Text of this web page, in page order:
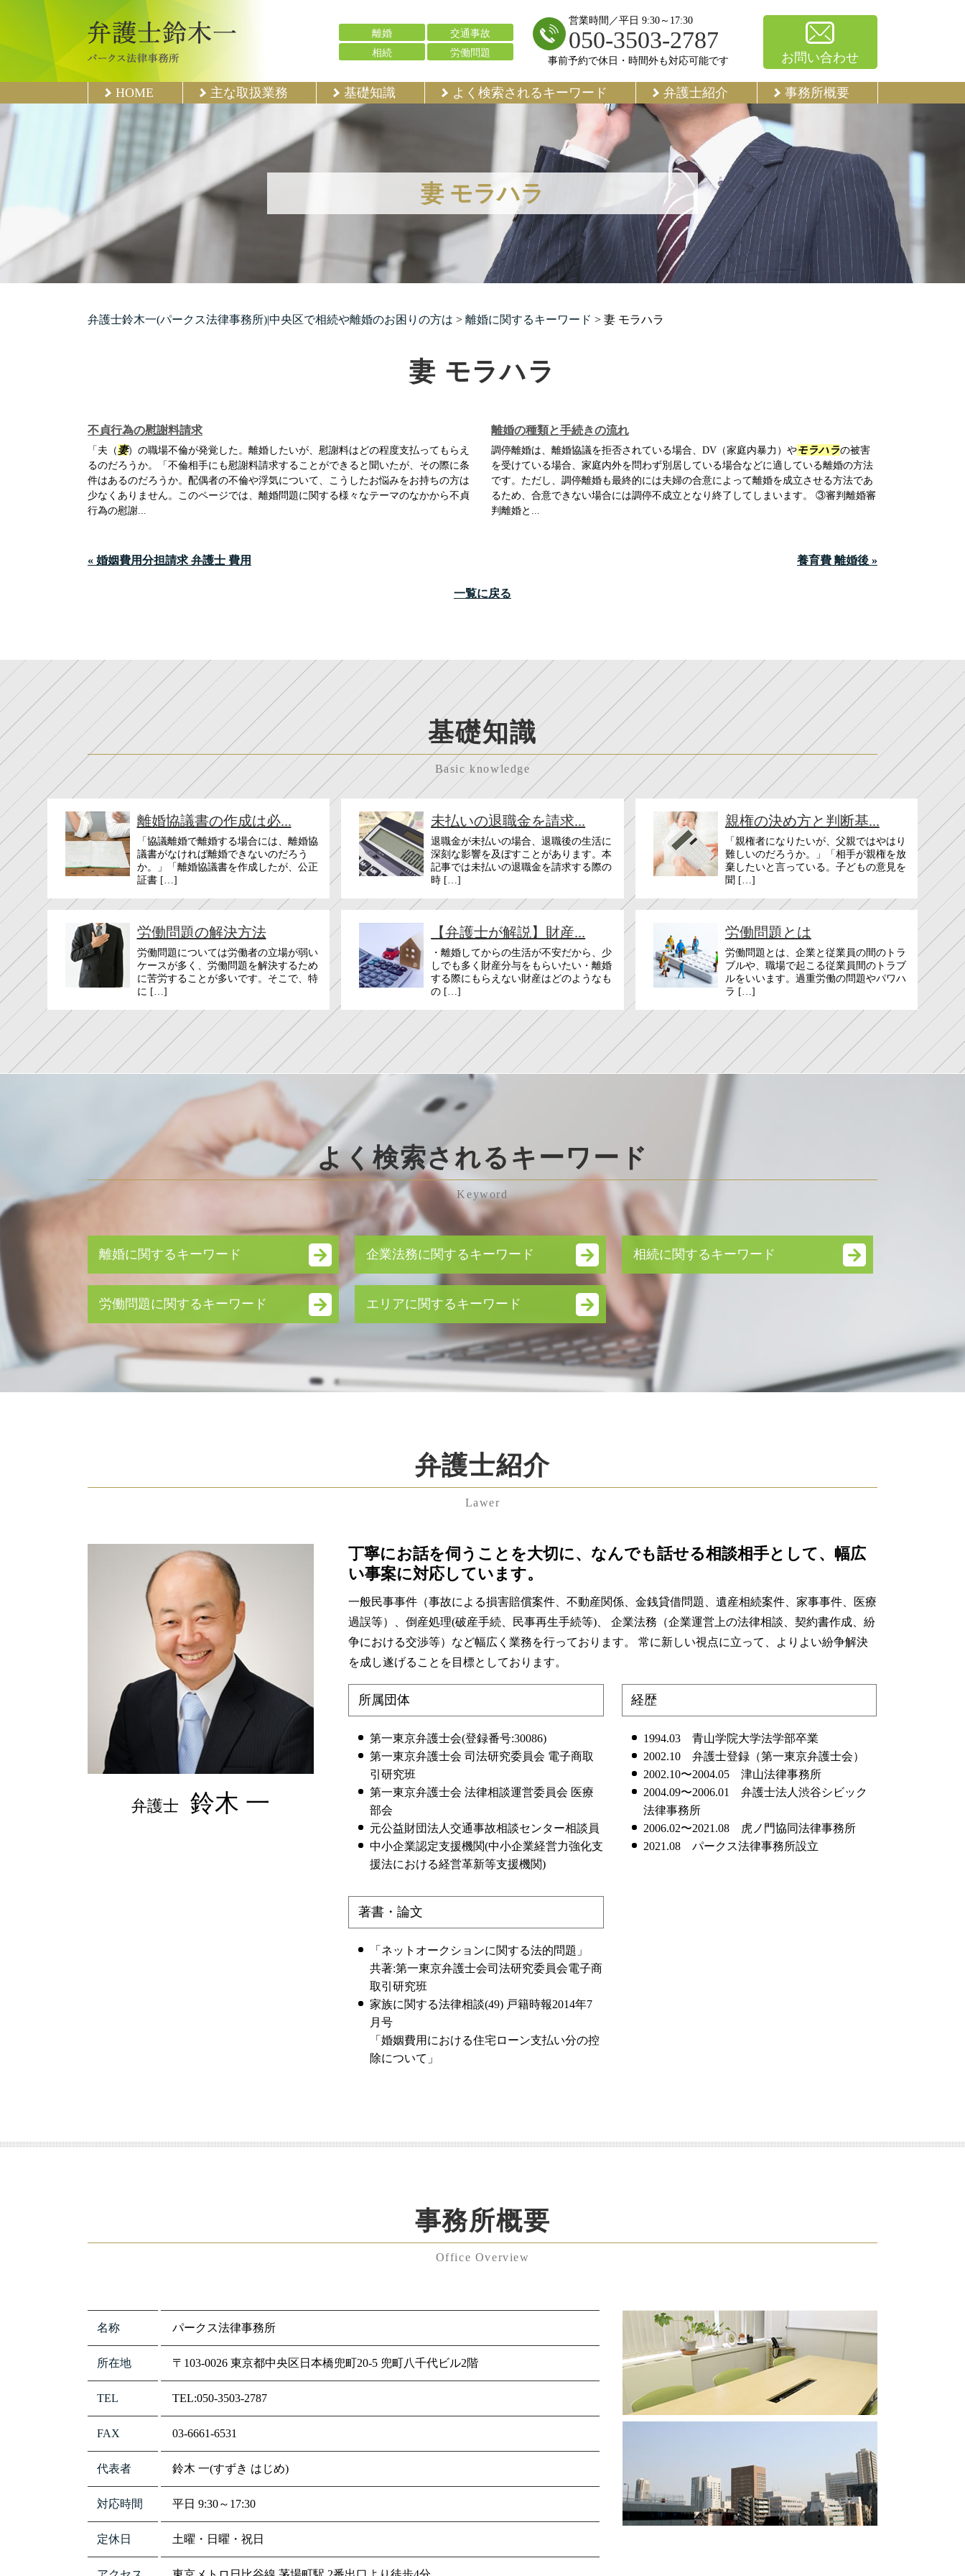
妻 モラハラ
離婚
交通事故
相続
労働問題
営業時間／平日 9:30～17:30
050-3503-2787
事前予約で休日・時間外も対応可能です お問い合わせ
HOME 主な取扱業務 基礎知識 よく検索されるキーワード 弁護士紹介 事務所概要
弁護士鈴木一(パークス法律事務所)|中央区で相続や離婚のお困りの方は > 離婚に関するキーワード > 妻 モラハラ
妻 モラハラ
不貞行為の慰謝料請求
「夫（妻）の職場不倫が発覚した。離婚したいが、慰謝料はどの程度支払ってもらえ
るのだろうか。「不倫相手にも慰謝料請求することができると聞いたが、その際に条
件はあるのだろうか。配偶者の不倫や浮気について、こうしたお悩みをお持ちの方は
少なくありません。このページでは、離婚問題に関する様々なテーマのなかから不貞
行為の慰謝...
離婚の種類と手続きの流れ
調停離婚は、離婚協議を拒否されている場合、DV（家庭内暴力）やモラハラの被害
を受けている場合、家庭内外を問わず別居している場合などに適している離婚の方法
です。ただし、調停離婚も最終的には夫婦の合意によって離婚を成立させる方法であ
るため、合意できない場合には調停不成立となり終了してしまいます。 ③審判離婚審
判離婚と...
« 婚姻費用分担請求 弁護士 費用 養育費 離婚後 »
一覧に戻る
基礎知識
Basic knowledge
離婚協議書の作成は必...
「協議離婚で離婚する場合には、離婚協
議書がなければ離婚できないのだろう
か。」「離婚協議書を作成したが、公正
証書 […]
未払いの退職金を請求...
退職金が未払いの場合、退職後の生活に
深刻な影響を及ぼすことがあります。本
記事では未払いの退職金を請求する際の
時 […]
親権の決め方と判断基...
「親権者になりたいが、父親ではやはり
難しいのだろうか。」「相手が親権を放
棄したいと言っている。子どもの意見を
聞 […]
労働問題の解決方法
労働問題については労働者の立場が弱い
ケースが多く、労働問題を解決するため
に苦労することが多いです。そこで、特
に […]
【弁護士が解説】財産...
・離婚してからの生活が不安だから、少
しでも多く財産分与をもらいたい・離婚
する際にもらえない財産はどのようなも
の […]
労働問題とは
労働問題とは、企業と従業員の間のトラ
ブルや、職場で起こる従業員間のトラブ
ルをいいます。過重労働の問題やパワハ
ラ […]
よく検索されるキーワード
Keyword
離婚に関するキーワード
離婚 種類
モラハラ 離婚 証拠
親権 いつまで
モラハラ 離婚 慰謝料
離婚協議書 公正証書
離婚裁判 期間
不妊 離婚
企業法務に関するキーワード
自益権
企業 合併
会社法 内部統制
会社 分割
リーガルチェック
企業 法務 弁護士
吸収合併 手続き
議決権 とは
相続に関するキーワード
相続放棄 必要書類
代襲相続 とは
成年後見 費用
連帯保証人 相続
遺言 弁護士
遺留分侵害額請求権
公正証書遺言 費用
相続財産 寄付
相続人 調査 方法
労働問題に関するキーワード
労働問題 弁護士 東京
不当解雇 相談
未払い 退職金
労働問題 弁護士
労働問題 弁護士 費用
労働問題
不当解雇 慰謝料 相場
エリアに関するキーワード
渋谷区 遺産分割協議 弁護士 相談
千葉県 親権 弁護士 相談
千葉県 遺留分 弁護士 相談
神奈川県 養育費 弁護士 相談
中央区 企業法務 弁護士 相談
渋谷区 不貞行為 弁護士 相談
神奈川県 企業法務 弁護士 相談
東京都 遺留分 弁護士 相談
港区 残業代未払い 弁護士 相談
東京都 残業代未払い 弁護士 相談
中央区 親権 弁護士 相談
神奈川県 親権 弁護士 相談
港区 相続 弁護士 相談
神奈川県 遺留分 弁護士 相談
弁護士紹介
Lawer
弁護士 鈴木 一
丁寧にお話を伺うことを大切に、なんでも話せる相談相手として、幅広
い事案に対応しています。
一般民事事件（事故による損害賠償案件、不動産関係、金銭貸借問題、遺産相続案件、家事事件、医療
過誤等）、倒産処理(破産手続、民事再生手続等)、 企業法務（企業運営上の法律相談、契約書作成、紛
争における交渉等）など幅広く業務を行っております。 常に新しい視点に立って、よりよい紛争解決
を成し遂げることを目標としております。
所属団体
第一東京弁護士会(登録番号:30086)
第一東京弁護士会 司法研究委員会 電子商取
引研究班
第一東京弁護士会 法律相談運営委員会 医療
部会
元公益財団法人交通事故相談センター相談員
中小企業認定支援機関(中小企業経営力強化支
援法における経営革新等支援機関)
経歴
1994.03 青山学院大学法学部卒業
2002.10 弁護士登録（第一東京弁護士会）
2002.10〜2004.05 津山法律事務所
2004.09〜2006.01 弁護士法人渋谷シビック
法律事務所
2006.02〜2021.08 虎ノ門協同法律事務所
2021.08 パークス法律事務所設立
著書・論文
「ネットオークションに関する法的問題」
共著:第一東京弁護士会司法研究委員会電子商
取引研究班
家族に関する法律相談(49) 戸籍時報2014年7
月号
「婚姻費用における住宅ローン支払い分の控
除について」
事務所概要
Office Overview
名称 パークス法律事務所
所在地 〒103-0026 東京都中央区日本橋兜町20-5 兜町八千代ビル2階
TEL TEL:050-3503-2787
FAX 03-6661-6531
代表者 鈴木 一(すずき はじめ)
対応時間 平日 9:30～17:30
定休日 土曜・日曜・祝日